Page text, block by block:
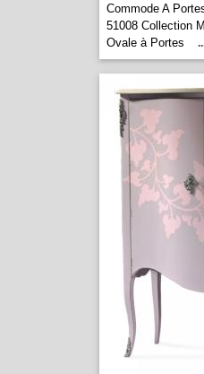
Commode A
51008 Collection
Ovale à Portes